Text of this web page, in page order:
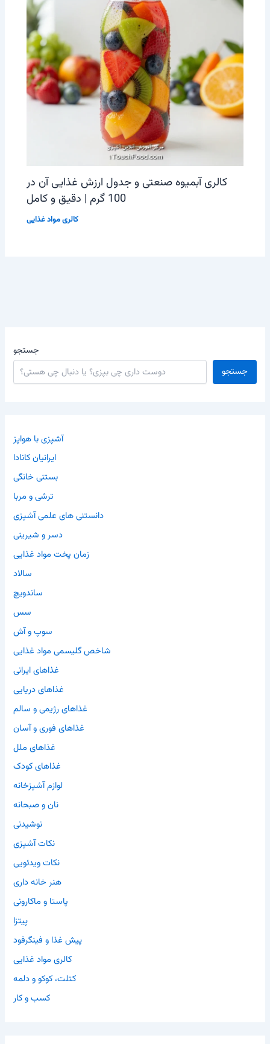
کالری آبمیوه صنعتی و جدول ارزش غذایی آن در
100 گرم | دقیق و کامل
کالری مواد غذایی
جستجو
جستجو
آشپزی با هواپز
ایرانیان کانادا
بستنی خانگی
ترشی و مربا
دانستنی های علمی آشپزی
دسر و شیرینی
زمان پخت مواد غذایی
سالاد
ساندویچ
سس
سوپ و آش
شاخص گلیسمی مواد غذایی
غذاهای ایرانی
غذاهای دریایی
غذاهای رژیمی و سالم
غذاهای فوری و آسان
غذاهای ملل
غذاهای کودک
لوازم آشپزخانه
نان و صبحانه
نوشیدنی
نکات آشپزی
نکات ویدئویی
هنر خانه داری
پاستا و ماکارونی
پیتزا
پیش غذا و فینگرفود
کالری مواد غذایی
کتلت، کوکو و دلمه
کسب و کار